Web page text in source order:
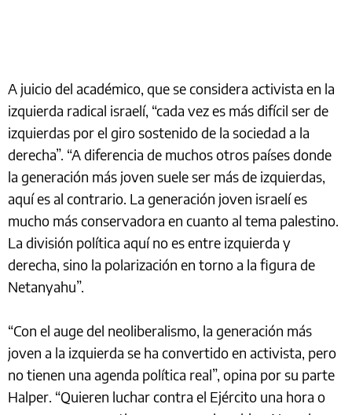
A juicio del académico, que se considera activista en la
izquierda radical israelí, “cada vez es más difícil ser de
izquierdas por el giro sostenido de la sociedad a la
derecha”. “A diferencia de muchos otros países donde
la generación más joven suele ser más de izquierdas,
aquí es al contrario. La generación joven israelí es
mucho más conservadora en cuanto al tema palestino.
La división política aquí no es entre izquierda y
derecha, sino la polarización en torno a la figura de
Netanyahu”.
“Con el auge del neoliberalismo, la generación más
joven a la izquierda se ha convertido en activista, pero
no tienen una agenda política real”, opina por su parte
Halper. “Quieren luchar contra el Ejército una hora o